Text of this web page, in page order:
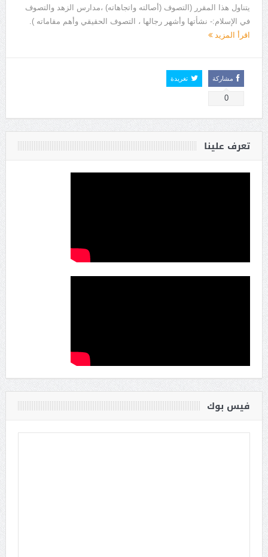
يتناول هذا المقرر (التصوف (أصالته واتجاهاته) ،مدارس الزهد والتصوف
في الإسلام:- نشأتها وأشهر رجالها ، التصوف الحقيقي وأهم مقاماته ).
اقرأ المزيد
مشاركة
0
تغريدة
تعرف علينا
فيس بوك